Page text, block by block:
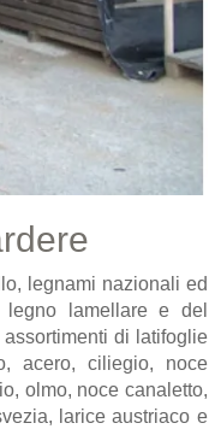
legnami nazionali ed
lamellare e del
di latifoglie
acero, ciliegio, noce
olmo, noce canaletto,
larice austriaco e